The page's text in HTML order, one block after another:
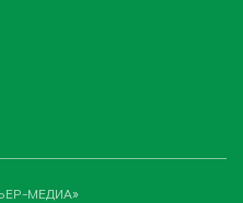
МЕДИА»